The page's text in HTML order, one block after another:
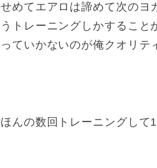
せめてエアロは諦めて次のヨ
うトレーニングしかすること
っていかないのが俺クオリテ
ほんの数回トレーニングして